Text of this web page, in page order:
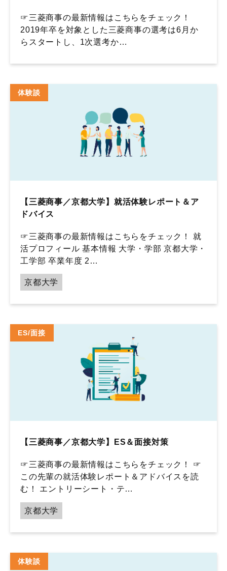
☞三菱商事の最新情報はこちらをチェック！
2019年卒を対象とした三菱商事の選考は6月か
らスタートし、1次選考か…
体験談
【三菱商事／京都大学】就活体験レポート＆ア
ドバイス
☞三菱商事の最新情報はこちらをチェック！ 就
活プロフィール 基本情報 大学・学部 京都大学・
工学部 卒業年度 2…
京都大学
ES/面接
【三菱商事／京都大学】ES＆面接対策
☞三菱商事の最新情報はこちらをチェック！ ☞
この先輩の就活体験レポート＆アドバイスを読
む！ エントリーシート・テ…
京都大学
体験談